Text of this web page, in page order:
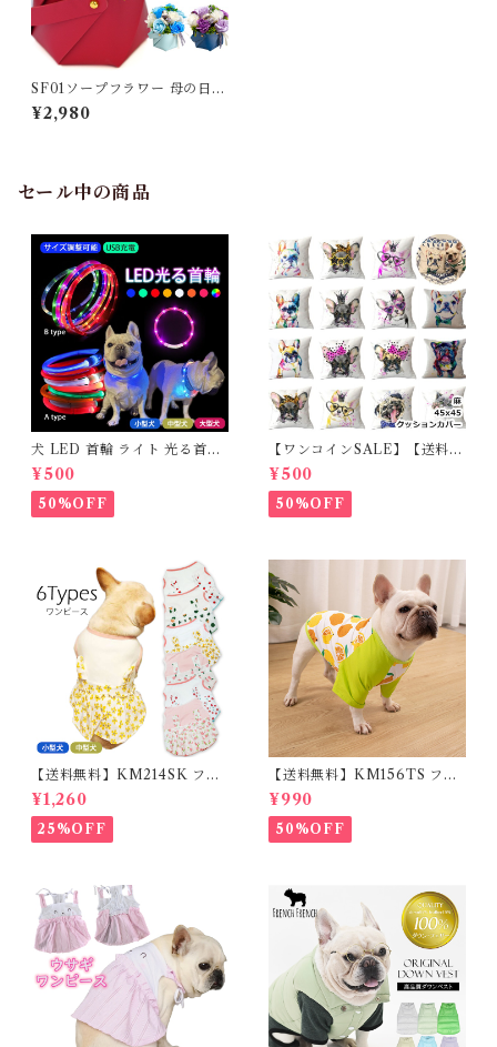
SF01ソープフラワー 母の日
ギフト プレゼント レザーバス
ケット 誕生日 発表会 お祝い
入学 退職 妻 先生 友達 先輩 シ
ャボンフラワー
¥2,980
セール中の商品
犬 LED 首輪 ライト 光る首輪
USB充電 生活防水 長さ調整可
能 首輪 犬用 ペット カラー ペ
ット用品 軽量 ドッグ用品 フレ
ンチブルドック 大型犬 中型犬
¥500
50%OFF
【ワンコインSALE】【送料無
料】KM503G クッションカバ
ー フレンチブルドッグ クリー
ム フレブル
¥500
50%OFF
【送料無料】KM214SK フレ
ブル 女の子 スカート ワンピー
ス夏 フリル 犬服 ドックウェア
¥1,260
25%OFF
【送料無料】KM156TS フレ
ブル Tシャツ フレンチブルド
ック レモン柄 犬服 ドックウェ
ア
¥990
50%OFF